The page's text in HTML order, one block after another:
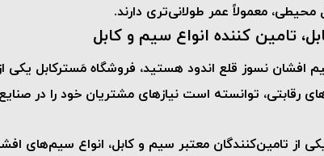
محیطی، معمولاً عمر طولانی‌تری دارند.
تامین کننده انواع سیم و کابل
افشان نسوز قلع اندود هستید، فروشگاه مَسترکابل یکی
رقابتی، توانسته است نیازهای مشتریان خود را در
از تامین‌کنندگان معتبر سیم و کابل، انواع